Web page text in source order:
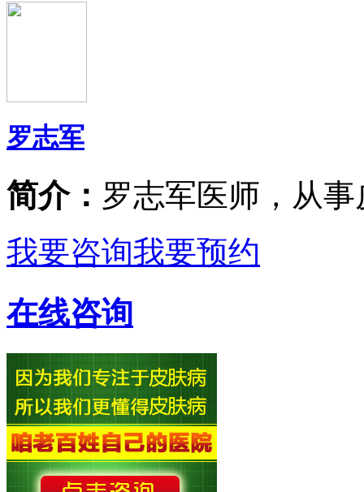
罗志军
简介： 罗志军医师，从事
我要咨询我要预约
在线咨询